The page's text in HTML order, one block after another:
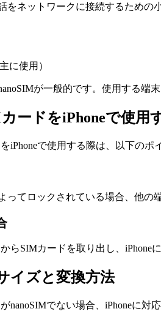
をネットワークに接続するため
に使用）
が一般的です。使用する端
ードをiPhoneで使用
iPhoneで使用する際は、以下のポ
ってロックされている場合、他
らSIMカードを取り出し、
イズと変換方法
nanoSIMでない場合、iPhoneに対